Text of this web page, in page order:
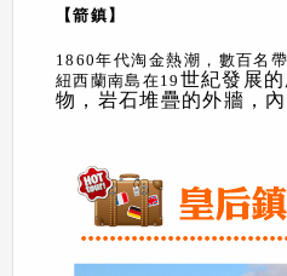
【箭鎮】
1860年代淘金熱潮，數百名
紐西蘭南島在19 世紀發展
物，岩石堆疊的外牆，